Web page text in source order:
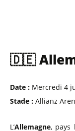
🇩🇪
Date : Mercredi 4
Stade : Allianz
L’Allemagne, pays